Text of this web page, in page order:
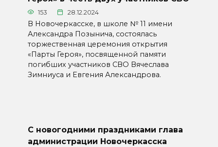
153 28.12.2024
В Новочеркасске, в школе № 11 имени
Александра Позынича, состоялась
торжественная церемония открытия
«Парты Героя», посвященной памяти
погибших участников СВО Вячеслава
Зимниуса и Евгения Александрова.
С новогодними праздниками глава
администрации Новочеркасска